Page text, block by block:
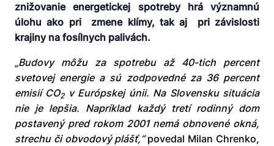
znižovanie energetickej spotreby hrá významnú
úlohu ako pri zmene klímy, tak aj pri závislosti
krajiny na fosílnych palivách.
„Budovy môžu za spotrebu až 40-tich percent
svetovej energie a sú zodpovedné za 36 percent
emisií CO2v Európskej únii. Na Slovensku situácia
nie je lepšia. Napríklad každý tretí rodinný dom
postavený pred rokom 2001 nemá obnovené okná,
strechu či obvodový plášť,“povedal Milan Chrenko,